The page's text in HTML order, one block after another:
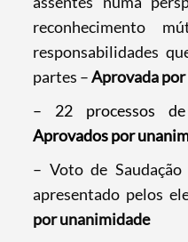
Search term
reconhecimento
responsabilidades
partes –Aprovada
– 22 processos
Aprovados por
– Voto de Saudação
apresentado pelos
por unanimidade